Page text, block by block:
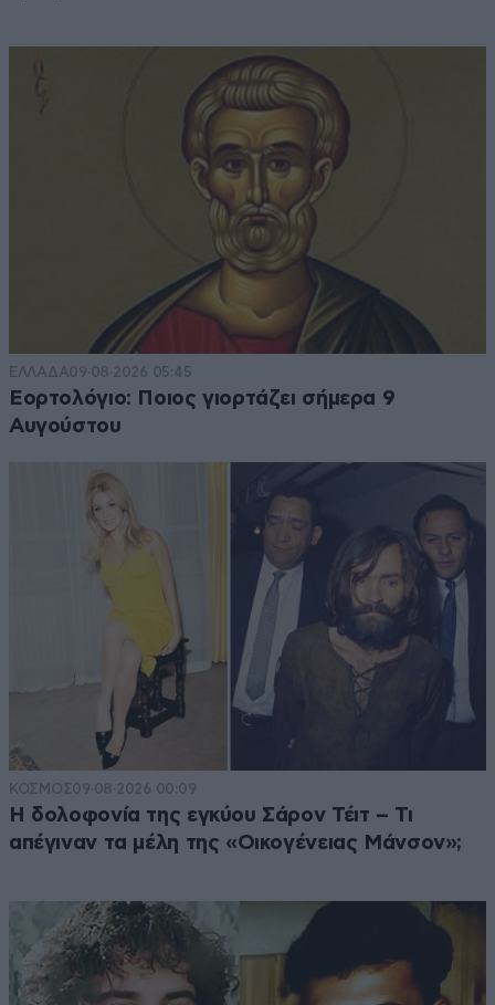
ΕΛΛΑΔΑ09·08·2026 05:45
Εορτολόγιο: Ποιος γιορτάζει σήμερα 9
Αυγούστου
ΚΟΣΜΟΣ09·08·2026 00:09
Η δολοφονία της εγκύου Σάρον Τέιτ – Τι
απέγιναν τα μέλη της «Οικογένειας Μάνσον»;